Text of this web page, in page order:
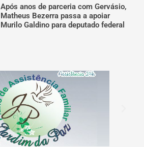
Após anos de parceria com Gervásio,
Matheus Bezerra passa a apoiar
Murilo Galdino para deputado federal